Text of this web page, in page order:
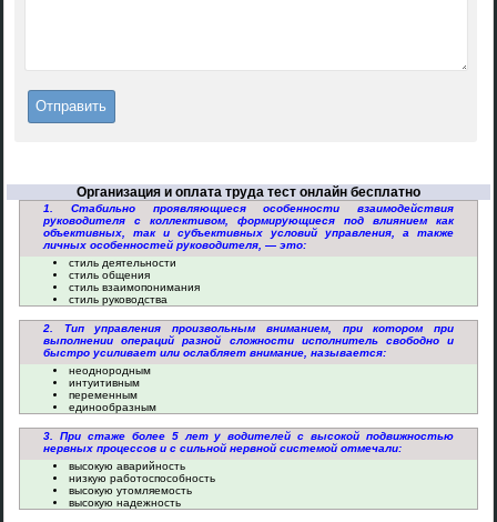
Организация и оплата труда тест онлайн бесплатно
1. Стабильно проявляющиеся особенности взаимодействия
руководителя с коллективом, формирующиеся под влиянием как
объективных, так и субъективных условий управления, а также
личных особенностей руководителя, — это:
стиль деятельности
стиль общения
стиль взаимопонимания
стиль руководства
2. Тип управления произвольным вниманием, при котором при
выполнении операций разной сложности исполнитель свободно и
быстро усиливает или ослабляет внимание, называется:
неоднородным
интуитивным
переменным
единообразным
3. При стаже более 5 лет у водителей с высокой подвижностью
нервных процессов и с сильной нервной системой отмечали:
высокую аварийность
низкую работоспособность
высокую утомляемость
высокую надежность